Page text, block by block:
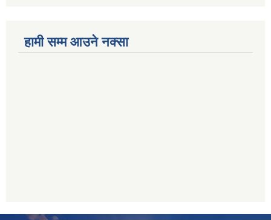
हामी सम्म आउने नक्सा
betwild
hdasianporns.net